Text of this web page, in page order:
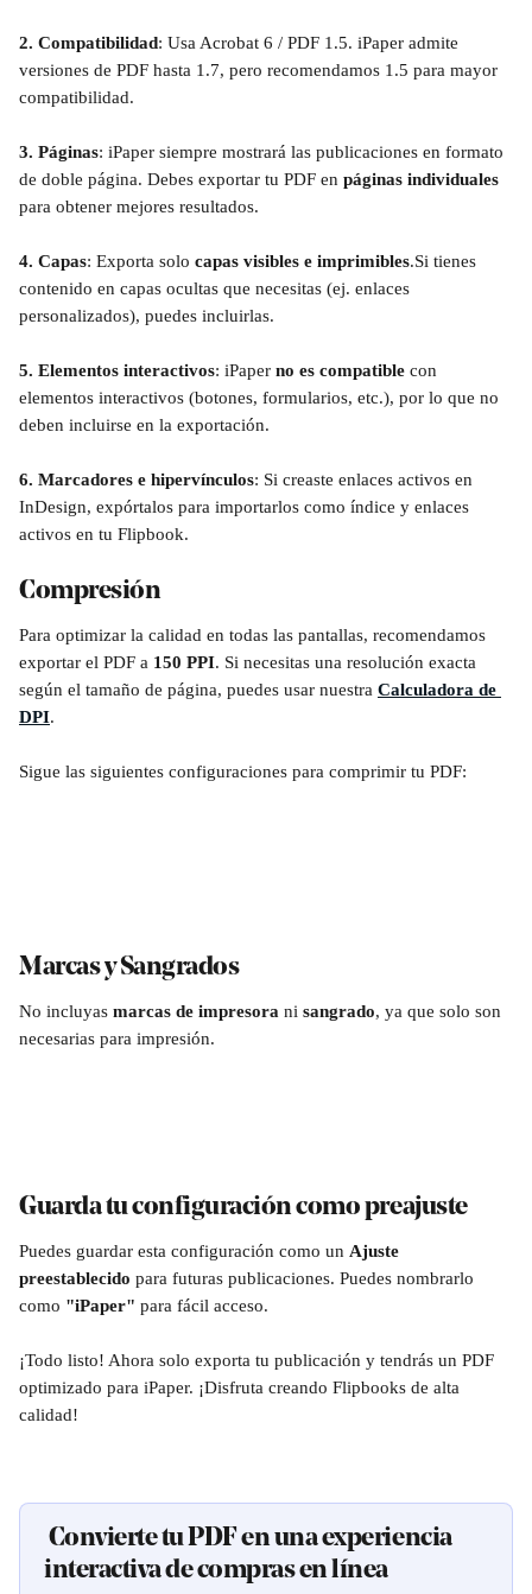
2. Compatibilidad: Usa Acrobat 6 / PDF 1.5. iPaper admite
versiones de PDF hasta 1.7, pero recomendamos 1.5 para mayor
compatibilidad.
3. Páginas: iPaper siempre mostrará las publicaciones en formato
de doble página. Debes exportar tu PDF en páginas individuales
para obtener mejores resultados.
4. Capas: Exporta solo capas visibles e imprimibles.Si tienes
contenido en capas ocultas que necesitas (ej. enlaces
personalizados), puedes incluirlas.
5. Elementos interactivos: iPaper no es compatible con
elementos interactivos (botones, formularios, etc.), por lo que no
deben incluirse en la exportación.
6. Marcadores e hipervínculos: Si creaste enlaces activos en
InDesign, expórtalos para importarlos como índice y enlaces
activos en tu Flipbook.
Compresión
Para optimizar la calidad en todas las pantallas, recomendamos
exportar el PDF a 150 PPI. Si necesitas una resolución exacta
según el tamaño de página, puedes usar nuestra Calculadora de
DPI.
Sigue las siguientes configuraciones para comprimir tu PDF:
Marcas y Sangrados
No incluyas marcas de impresora ni sangrado, ya que solo son
necesarias para impresión.
Guarda tu configuración como preajuste
Puedes guardar esta configuración como un Ajuste
preestablecido para futuras publicaciones. Puedes nombrarlo
como "iPaper" para fácil acceso.
¡Todo listo! Ahora solo exporta tu publicación y tendrás un PDF
optimizado para iPaper. ¡Disfruta creando Flipbooks de alta
calidad!
Convierte tu PDF en una experiencia
interactiva de compras en línea